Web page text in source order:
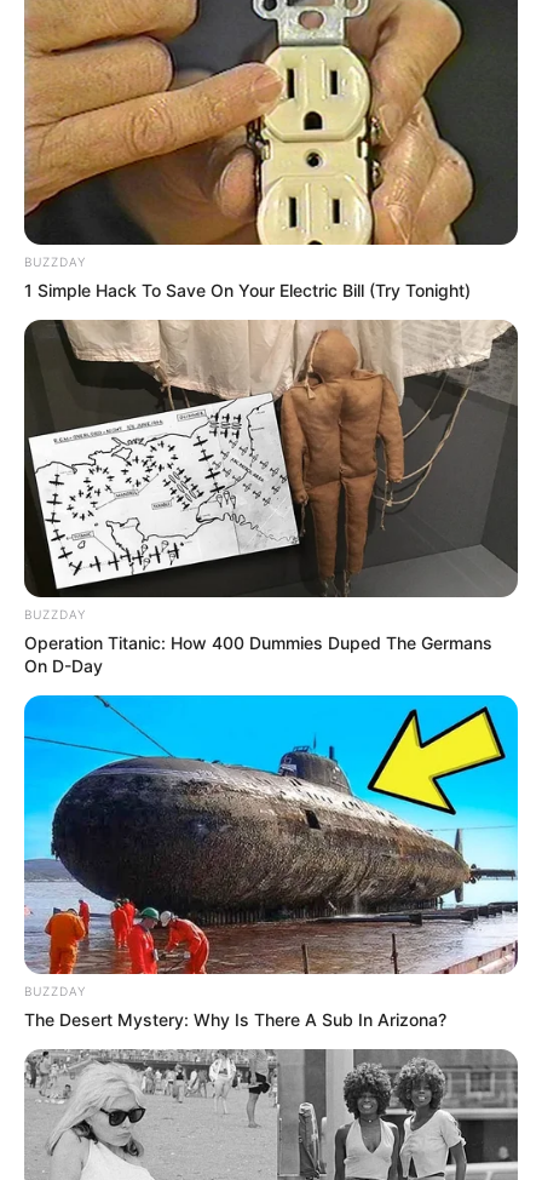
BUZZDAY
1 Simple Hack To Save On Your Electric Bill (Try Tonight)
BUZZDAY
Operation Titanic: How 400 Dummies Duped The Germans
On D-Day
BUZZDAY
The Desert Mystery: Why Is There A Sub In Arizona?